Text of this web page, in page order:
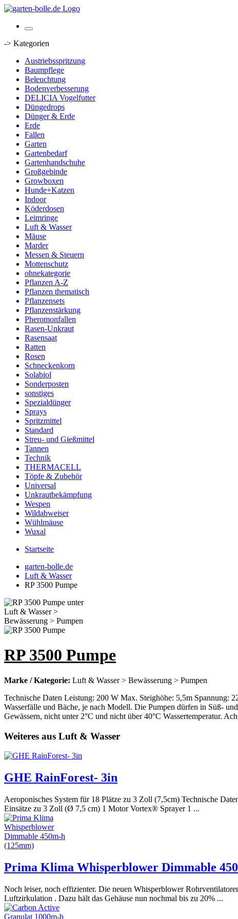
-> Kategorien
Austriebsspritzung
Baumpflege
Beleuchtung
Bodenverbesserung
DELICIA Vogelfutter
Düngedrops
Dünger & Erde
Erde
Fallen
Garten
Gartenbedarf
Gartenhandschuhe
Großgebinde
Growboxen
Hunde+Katzen
Indoor
Köderdosen
Leimringe
Luft & Wasser
Mäuse
Marder
Messen & Steuern
Mottenschutz
ohnekategorie
Pflanzen A-Z
Pflanzen thematisch
Pflanzensets
Pflanzenstärkung
Pheromonfallen
Rasen-Unkraut
Rasensaat
Ratten
Rosen
Schneckenkorn
Solabiol
Sonderposten
sonstiges
Spezialdünger
Sprays
Spritzmittel
Standard
Streu- und Gießmittel
Tannen
Technik
THERMACELL
Töpfe & Zubehör
Universal
Unkrautbekämpfung
Wespen
Wildabweiser
Wühlmäuse
Wuxal
Startseite
garten-bolle.de
Luft & Wasser
RP 3500 Pumpe
RP 3500 Pumpe
Marke / Kategorie: Luft & Wasser > Bewässerung > Pumpen
Technische Daten Leistung: 200 W Max. Steighöhe: 5,5m Spannung:
Wasserfälle und Bäche, je nach Modell. Die Pumpen dürfen in Süß-
Gewässern, nicht unter 2°C und nicht über 40°C Wassertemperatur.
Weiteres aus Luft & Wasser
GHE RainForest- 3in
Aeroponisches System für 18 Plätze zu 3 Zoll (7,5cm) Technische
Einsätze zu 3 Zoll (Ø 7,5 cm) 1 Motor Vortex® Sprayer 1 ...
Prima Klima Whisperblower Dimmable
Noch leiser, noch effizienter. Die neuen Whisperblower
Luftzirkulation . Dazu hält das Gehäuse nun nochmal bis zu 20% ...